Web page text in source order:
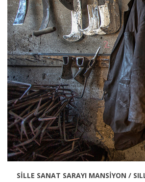
SİLLE SANAT SARAYI MANSİYON /